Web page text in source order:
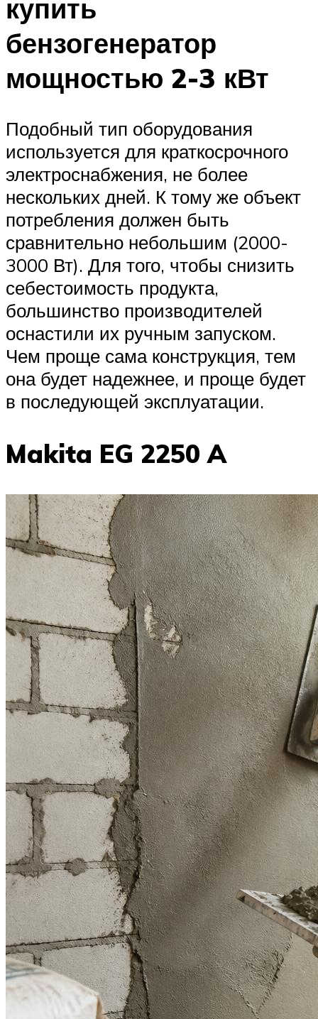
купить
бензогенератор
мощностью 2-3 кВт
Подобный тип оборудования
используется для краткосрочного
электроснабжения, не более
нескольких дней. К тому же объект
потребления должен быть
сравнительно небольшим (2000-
3000 Вт). Для того, чтобы снизить
себестоимость продукта,
большинство производителей
оснастили их ручным запуском.
Чем проще сама конструкция, тем
она будет надежнее, и проще будет
в последующей эксплуатации.
Makita EG 2250 A